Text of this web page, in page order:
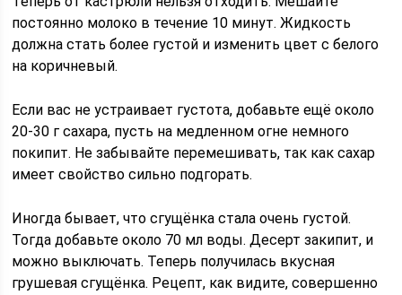
постоянно молоко в течение 10 минут. Жидкость
должна стать более густой и изменить цвет с белого
на коричневый.
Если вас не устраивает густота, добавьте ещё около
20-30 г сахара, пусть на медленном огне немного
покипит. Не забывайте перемешивать, так как сахар
имеет свойство сильно подгорать.
Иногда бывает, что сгущёнка стала очень густой.
Тогда добавьте около 70 мл воды. Десерт закипит, и
можно выключать. Теперь получилась вкусная
грушевая сгущёнка. Рецепт, как видите, совершенно